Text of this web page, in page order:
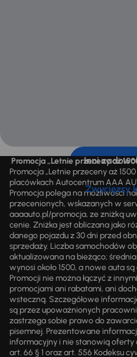
Inni
Zwycięzcy
Promocja „Letnie przeceny aż
Promocja „Letnie przeceny aż
placówkach Autocentrum AAA
Promocja polega na możliwości
przecenionych, wskazanych w
aaaauto.pl/promocja, ze zniżką
cenie. Zniżka jest obliczana jako
danego pojazdu z 30 dni przed
sprzedaży. Liczba samochodów
aktualizowana na bieżąco;
wynosi około 1500, a nowe auta
Promocji nie można łączyć z
promocjami ani rabatami, ani
wsteczną. Szczegółowe
są przez upoważnionych
zastrzega sobie prawo do
pisemnej. Prezentowane
informacyjny i nie stanowią
art. 66 § 1 oraz art. 556 Kodeksu